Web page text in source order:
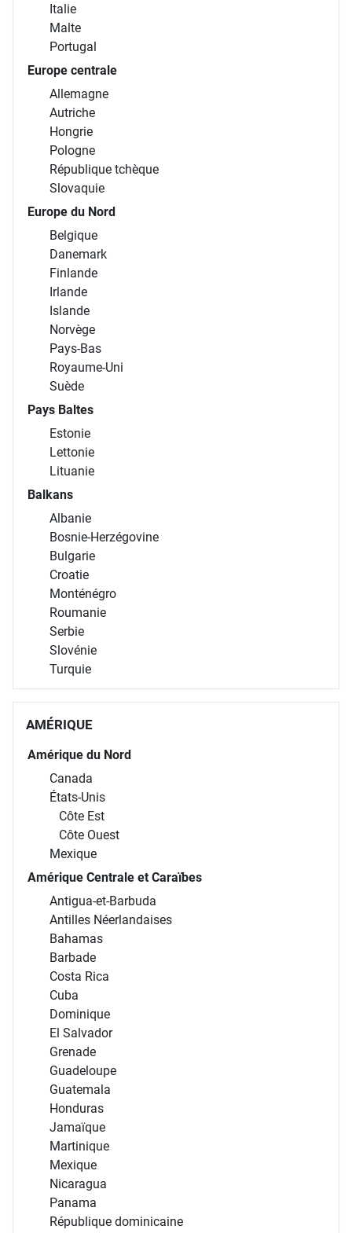
Italie
Malte
Portugal
Europe centrale
Allemagne
Autriche
Hongrie
Pologne
République tchèque
Slovaquie
Europe du Nord
Belgique
Danemark
Finlande
Irlande
Islande
Norvège
Pays-Bas
Royaume-Uni
Suède
Pays Baltes
Estonie
Lettonie
Lituanie
Balkans
Albanie
Bosnie-Herzégovine
Bulgarie
Croatie
Monténégro
Roumanie
Serbie
Slovénie
Turquie
AMÉRIQUE
Amérique du Nord
Canada
États-Unis
Côte Est
Côte Ouest
Mexique
Amérique Centrale et Caraïbes
Antigua-et-Barbuda
Antilles Néerlandaises
Bahamas
Barbade
Costa Rica
Cuba
Dominique
El Salvador
Grenade
Guadeloupe
Guatemala
Honduras
Jamaïque
Martinique
Mexique
Nicaragua
Panama
République dominicaine